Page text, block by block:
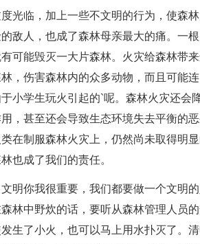
光临，加上一些不文明的行为，使森
敌人，也成了森林母亲最大的痛。一
可能毁灭一大片森林。火灾给森林带
，伤害森林内的众多动物，而且可能
小学生玩火引起的`呢。森林火灾还会
，甚至还会导致生态环境失去平衡的
在制服森林火灾上，仍然尚未取得明
也成了我们的责任。
明你我很重要，我们都要做一个文明
林中野炊的话，要听从森林管理人员
生了小火，也可以马上用水扑灭了。